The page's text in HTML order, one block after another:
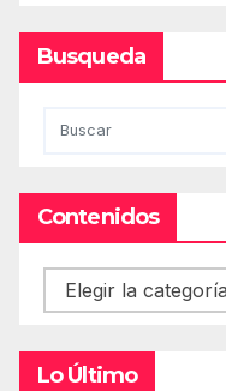
Busqueda
Contenidos
Contenidos
Lo Último